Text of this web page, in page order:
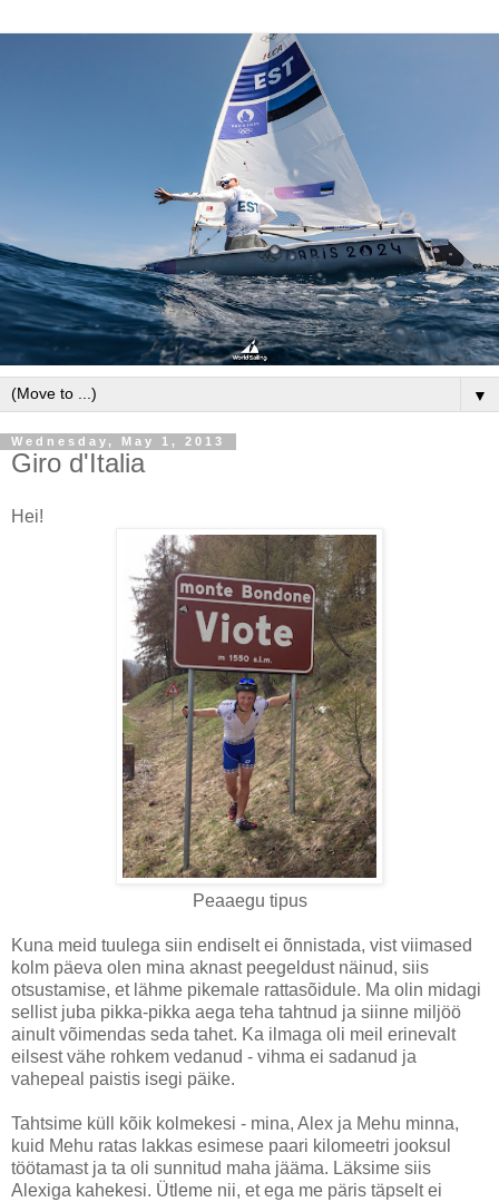
▼
Wednesday, May 1, 2013
Giro d'Italia
Hei!
Peaaegu tipus
Kuna meid tuulega siin endiselt ei õnnistada, vist viimased
kolm päeva olen mina aknast peegeldust näinud, siis
otsustamise, et lähme pikemale rattasõidule. Ma olin midagi
sellist juba pikka-pikka aega teha tahtnud ja siinne miljöö
ainult võimendas seda tahet. Ka ilmaga oli meil erinevalt
eilsest vähe rohkem vedanud - vihma ei sadanud ja
vahepeal paistis isegi päike.
Tahtsime küll kõik kolmekesi - mina, Alex ja Mehu minna,
kuid Mehu ratas lakkas esimese paari kilomeetri jooksul
töötamast ja ta oli sunnitud maha jääma. Läksime siis
Alexiga kahekesi. Ütleme nii, et ega me päris täpselt ei